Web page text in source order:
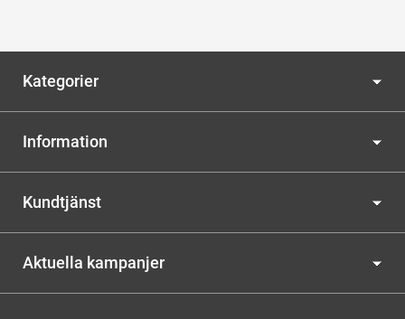
Kategorier
Information
Kundtjänst
Aktuella kampanjer